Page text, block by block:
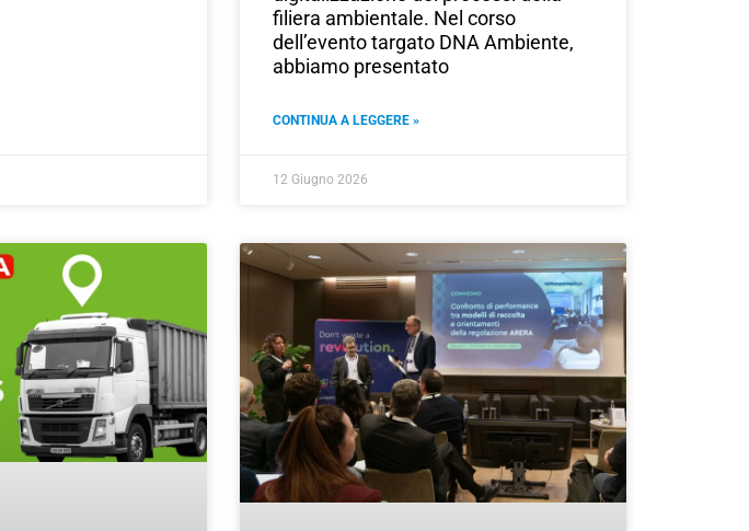
filiera ambientale. Nel corso
dell’evento targato DNA Ambiente,
abbiamo presentato
CONTINUA A LEGGERE »
12 Giugno 2026